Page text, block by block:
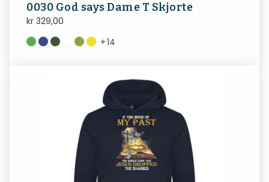
0030 God says Dame T Skjorte
kr 329,00
+14